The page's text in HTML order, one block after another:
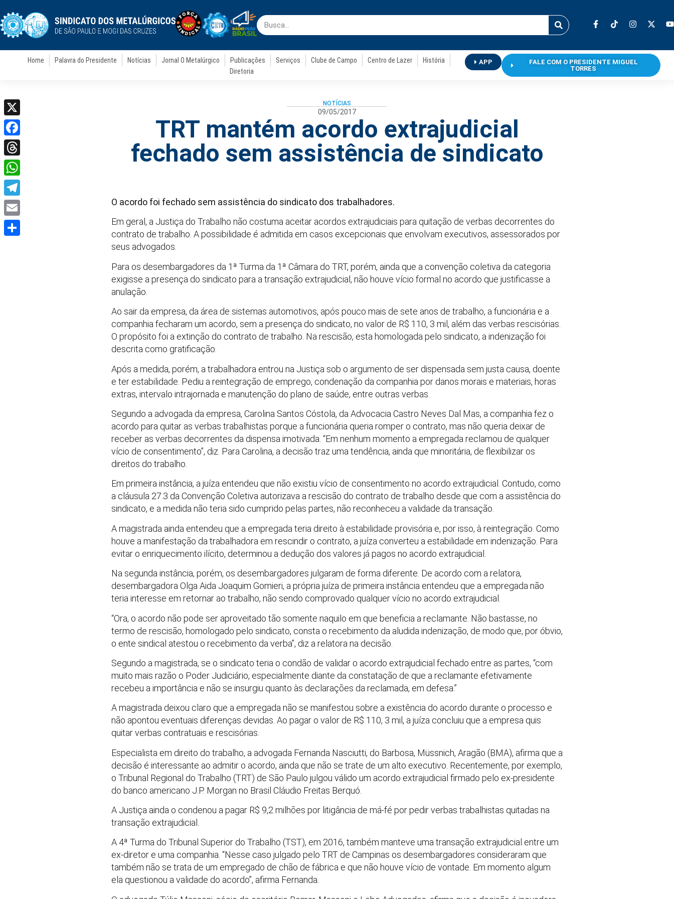
Home Palavra do Presidente Notícias Jornal O Metalúrgico Publicações Serviços Clube de Campo Centro de Lazer
História
Diretoria
APP
FALE COM O PRESIDENTE MIGUEL
TORRES
NOTÍCIAS
09/05/2017
TRT mantém acordo extrajudicial
fechado sem assistência de sindicato
O acordo foi fechado sem assistência do sindicato dos trabalhadores.
Em geral, a Justiça do Trabalho não costuma aceitar acordos extrajudiciais para quitação de verbas decorrentes do
contrato de trabalho. A possibilidade é admitida em casos excepcionais que envolvam executivos, assessorados por
seus advogados.
Para os desembargadores da 1ª Turma da 1ª Câmara do TRT, porém, ainda que a convenção coletiva da categoria
exigisse a presença do sindicato para a transação extrajudicial, não houve vício formal no acordo que justificasse a
anulação.
Ao sair da empresa, da área de sistemas automotivos, após pouco mais de sete anos de trabalho, a funcionária e a
companhia fecharam um acordo, sem a presença do sindicato, no valor de R$ 110, 3 mil, além das verbas rescisórias.
O propósito foi a extinção do contrato de trabalho. Na rescisão, esta homologada pelo sindicato, a indenização foi
descrita como gratificação.
Após a medida, porém, a trabalhadora entrou na Justiça sob o argumento de ser dispensada sem justa causa, doente
e ter estabilidade. Pediu a reintegração de emprego, condenação da companhia por danos morais e materiais, horas
extras, intervalo intrajornada e manutenção do plano de saúde, entre outras verbas.
Segundo a advogada da empresa, Carolina Santos Cóstola, da Advocacia Castro Neves Dal Mas, a companhia fez o
acordo para quitar as verbas trabalhistas porque a funcionária queria romper o contrato, mas não queria deixar de
receber as verbas decorrentes da dispensa imotivada. “Em nenhum momento a empregada reclamou de qualquer
vício de consentimento”, diz. Para Carolina, a decisão traz uma tendência, ainda que minoritária, de flexibilizar os
direitos do trabalho.
Em primeira instância, a juíza entendeu que não existiu vício de consentimento no acordo extrajudicial. Contudo, como
a cláusula 27.3 da Convenção Coletiva autorizava a rescisão do contrato de trabalho desde que com a assistência do
sindicato, e a medida não teria sido cumprido pelas partes, não reconheceu a validade da transação.
A magistrada ainda entendeu que a empregada teria direito à estabilidade provisória e, por isso, à reintegração. Como
houve a manifestação da trabalhadora em rescindir o contrato, a juíza converteu a estabilidade em indenização. Para
evitar o enriquecimento ilícito, determinou a dedução dos valores já pagos no acordo extrajudicial.
Na segunda instância, porém, os desembargadores julgaram de forma diferente. De acordo com a relatora,
desembargadora Olga Aida Joaquim Gomieri, a própria juíza de primeira instância entendeu que a empregada não
teria interesse em retornar ao trabalho, não sendo comprovado qualquer vício no acordo extrajudicial.
“Ora, o acordo não pode ser aproveitado tão somente naquilo em que beneficia a reclamante. Não bastasse, no
termo de rescisão, homologado pelo sindicato, consta o recebimento da aludida indenização, de modo que, por óbvio,
o ente sindical atestou o recebimento da verba”, diz a relatora na decisão.
Segundo a magistrada, se o sindicato teria o condão de validar o acordo extrajudicial fechado entre as partes, “com
muito mais razão o Poder Judiciário, especialmente diante da constatação de que a reclamante efetivamente
recebeu a importância e não se insurgiu quanto às declarações da reclamada, em defesa.”
A magistrada deixou claro que a empregada não se manifestou sobre a existência do acordo durante o processo e
não apontou eventuais diferenças devidas. Ao pagar o valor de R$ 110, 3 mil, a juíza concluiu que a empresa quis
quitar verbas contratuais e rescisórias.
Especialista em direito do trabalho, a advogada Fernanda Nasciutti, do Barbosa, Müssnich, Aragão (BMA), afirma que a
decisão é interessante ao admitir o acordo, ainda que não se trate de um alto executivo. Recentemente, por exemplo,
o Tribunal Regional do Trabalho (TRT) de São Paulo julgou válido um acordo extrajudicial firmado pelo ex-presidente
do banco americano J.P. Morgan no Brasil Cláudio Freitas Berquó.
A Justiça ainda o condenou a pagar R$ 9,2 milhões por litigância de má-fé por pedir verbas trabalhistas quitadas na
transação extrajudicial.
A 4ª Turma do Tribunal Superior do Trabalho (TST), em 2016, também manteve uma transação extrajudicial entre um
ex-diretor e uma companhia. “Nesse caso julgado pelo TRT de Campinas os desembargadores consideraram que
também não se trata de um empregado de chão de fábrica e que não houve vício de vontade. Em momento algum
ela questionou a validade do acordo”, afirma Fernanda.
X
Facebook
Threads
WhatsApp
Telegram
Email